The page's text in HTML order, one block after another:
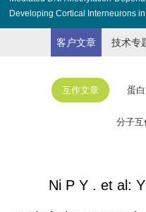
Developing Cortical Interneurons
客户文章 技术专
互作文章 蛋
分子
Ni P Y . et al: